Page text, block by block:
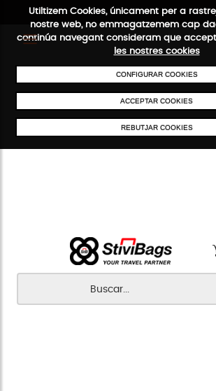
Utiltizem Cookies, únicament per a
nostre web, no emmagatzemem cap
continúa navegant consideram que
les nostres cookies
CONFIGURAR COOKIES
ACCEPTAR COOKIES
REBUTJAR COOKIES